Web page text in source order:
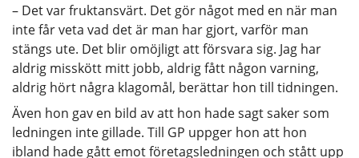
– Det var fruktansvärt. Det gör något med en när man
inte får veta vad det är man har gjort, varför man
stängs ute. Det blir omöjligt att försvara sig. Jag har
aldrig misskött mitt jobb, aldrig fått någon varning,
aldrig hört några klagomål, berättar hon till tidningen.
Även hon gav en bild av att hon hade sagt saker som
ledningen inte gillade. Till GP uppger hon att hon
ibland hade gått emot företagsledningen och stått upp